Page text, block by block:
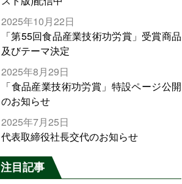
2025年10月22日
「第55回食品産業技術功労賞」受賞商品
及びテーマ決定
2025年8月29日
「食品産業技術功労賞」特設ページ公開
のお知らせ
2025年7月25日
代表取締役社長交代のお知らせ
注目記事